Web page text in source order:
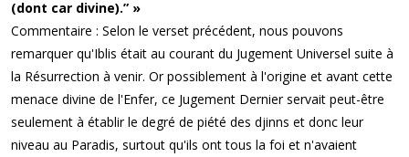
(dont car divine).” »
Commentaire : Selon le verset précédent, nous pouvons
remarquer qu'Iblis était au courant du Jugement Universel suite à
la Résurrection à venir. Or possiblement à l'origine et avant cette
menace divine de l'Enfer, ce Jugement Dernier servait peut-être
seulement à établir le degré de piété des djinns et donc leur
niveau au Paradis, surtout qu'ils ont tous la foi et n'avaient